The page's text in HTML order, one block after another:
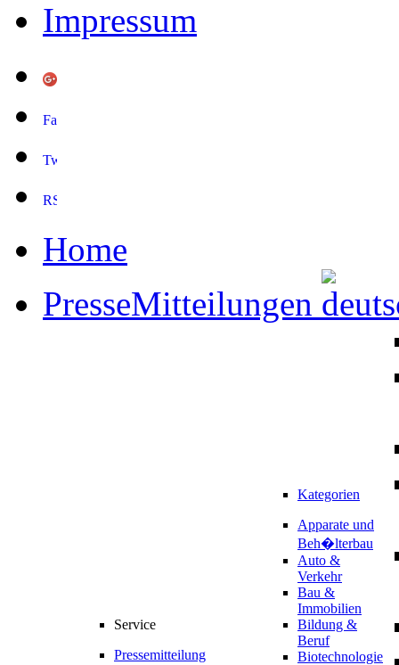
Impressum
Home
PresseMitteilungen
Service
Pressemitteilung
Kategorien
Apparate und
Beh�lterbau
Auto &
Verkehr
Bau &
Immobilien
Bildung &
Beruf
Biotechnologie